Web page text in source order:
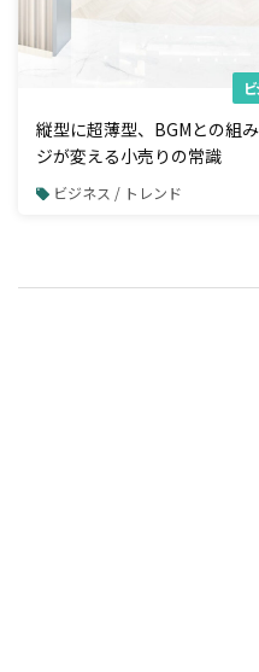
縦型に超薄型、BGMとの組
ジが変える小売りの常識
ビジネス / トレンド